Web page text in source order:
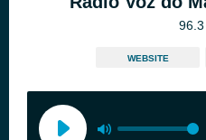
WEBSITE